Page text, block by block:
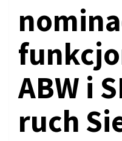
ABW i
ruch